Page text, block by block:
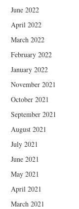
June 2022
April 2022
March 2022
February 2022
January 2022
November 2021
October 2021
September 2021
August 2021
July 2021
June 2021
May 2021
April 2021
March 2021